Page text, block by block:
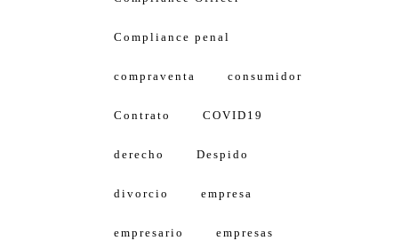
Compliance penal
compraventa consumidor
Contrato COVID19
derecho Despido
divorcio empresa
empresario empresas